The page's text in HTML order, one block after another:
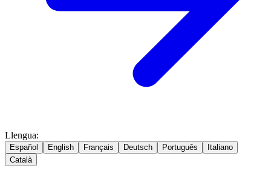
Llengua:
Español English Français Deutsch Português
Italiano
Català